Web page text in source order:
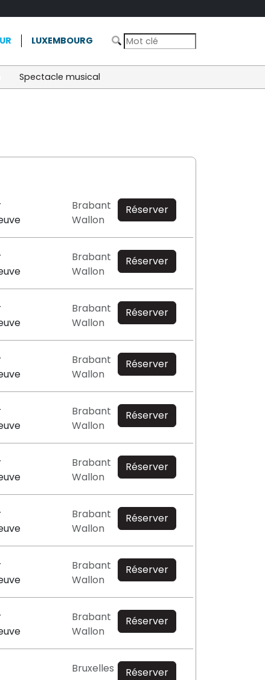
LUXEMBOURG
Spectacle musical
Brabant
Wallon
Réserver
Brabant
Wallon
Réserver
Brabant
Wallon
Réserver
Brabant
Wallon
Réserver
Brabant
Wallon
Réserver
Brabant
Wallon
Réserver
Brabant
Wallon
Réserver
Brabant
Wallon
Réserver
Brabant
Wallon
Réserver
Bruxelles Réserver